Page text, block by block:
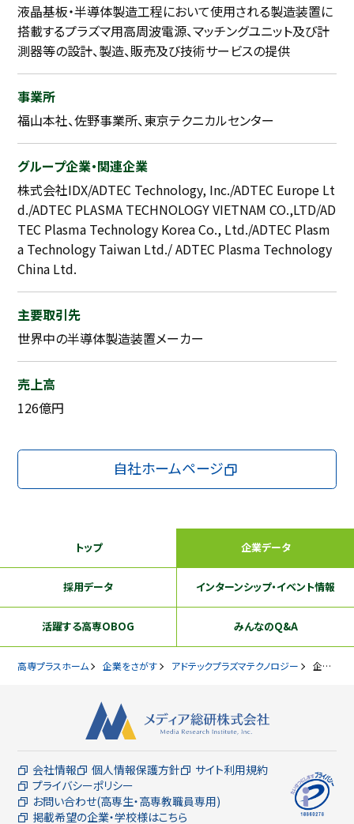
液晶基板・半導体製造工程において使用される製造装置に
搭載するプラズマ用高周波電源、マッチングユニット及び計
測器等の設計、製造、販売及び技術サービスの提供
事業所
福山本社、佐野事業所、東京テクニカルセンター
グループ企業・関連企業
株式会社IDX/ADTEC Technology, Inc./ADTEC Europe Lt
d./ADTEC PLASMA TECHNOLOGY VIETNAM CO.,LTD/AD
TEC Plasma Technology Korea Co., Ltd./ADTEC Plasm
a Technology Taiwan Ltd./ ADTEC Plasma Technology
China Ltd.
主要取引先
世界中の半導体製造装置メーカー
売上高
126億円
自社ホームページ
トップ 企業データ
採用データ インターンシップ・イベント情報
活躍する高専OBOG みんなのQ&A
高専プラスホーム 企業をさがす アドテックプラズマテクノロジー 企業データ
会社情報 個人情報保護方針
サイト利用規約
プライバシーポリシー
お問い合わせ(高専生・高専教職員専用)
掲載希望の企業・学校様はこちら